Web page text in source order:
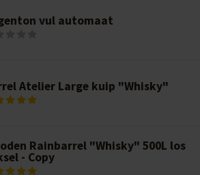
vul automaat
Atelier Large kuip "Whisky"
Rainbarrel "Whisky" 500L los
- Copy